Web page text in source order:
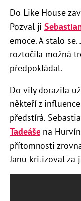
Do Like House
Pozval ji Sebastian
emoce. A stalo
roztočila možná
předpokládal.
Do vily dorazila
někteří z
předstírá.
Tadeáše na
přítomnosti
Janu kritizoval za